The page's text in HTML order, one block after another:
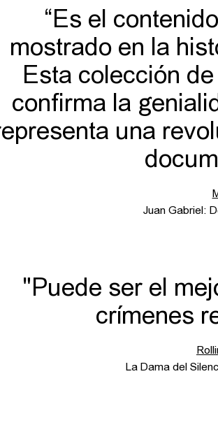
“Es el
mostrado en la
Esta colección
confirma la
una
Juan Gabriel:
"Puede ser el
crímenes
La Dama del